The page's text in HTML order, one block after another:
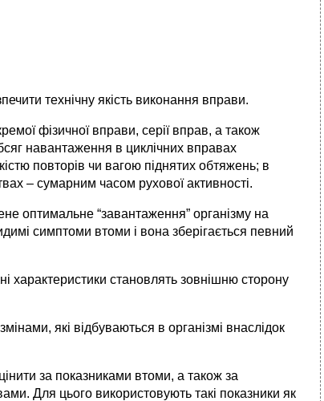
технічну якість виконання вправи.
фізичної вправи, серії вправ, а також
навантаження в циклічних вправах
повторів чи вагою піднятих обтяжень; в
– сумарним часом рухової активності.
оптимальне “завантаження” організму на
симптоми втоми і вона зберігається певний
характеристики становлять зовнішню сторону
які відбуваються в організмі внаслідок
за показниками втоми, а також за
Для цього використовують такі показники як